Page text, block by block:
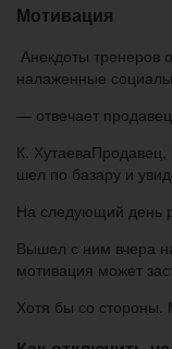
Мотивация
Анекдоты тренеров
налаженные
— отвечает
К.
шел по базару и
На следующий день
Вышел с ним вчера
мотивация может
Хотя бы со стороны.